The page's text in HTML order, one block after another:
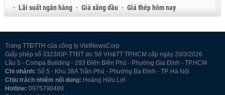
Lãi suất ngân hàng
Giá xăng dầu
Giá thép hôm nay
Trang TTĐTTH của công ty VietNewsCorp
Giấy phép số 3323/GP-TTĐT do Sở VH&TT TP.HCM cấp ngày 20/3/2026
Lầu 5 - Compa Building - 293 Điện Biên Phủ - Phường Gia Định - TP.HCM
Chi nhánh: Số 5 - Khu 38A Trần Phú - Phường Ba Đình - TP. Hà Nội
Chịu trách nhiệm nội dung: Hoàng Hữu Lợi
Hotline: 0975798489